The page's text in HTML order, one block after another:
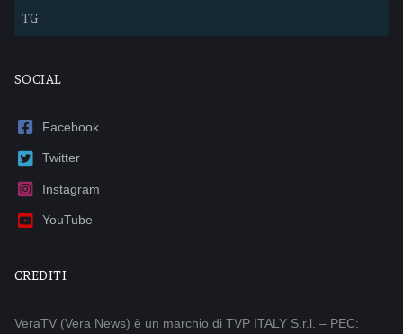
TG
SOCIAL
Facebook
Twitter
Instagram
YouTube
CREDITI
VeraTV (Vera News) è un marchio di TVP ITALY S.r.l. – PEC: